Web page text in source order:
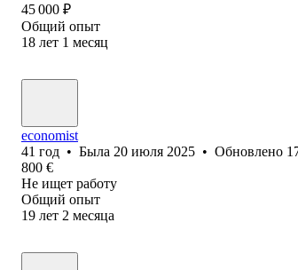
45 000 ₽
Общий опыт
18 лет 1 месяц
economist
41 год • Была 20 июля 2025 • Обновлено
800 €
Не ищет работу
Общий опыт
19 лет 2 месяца